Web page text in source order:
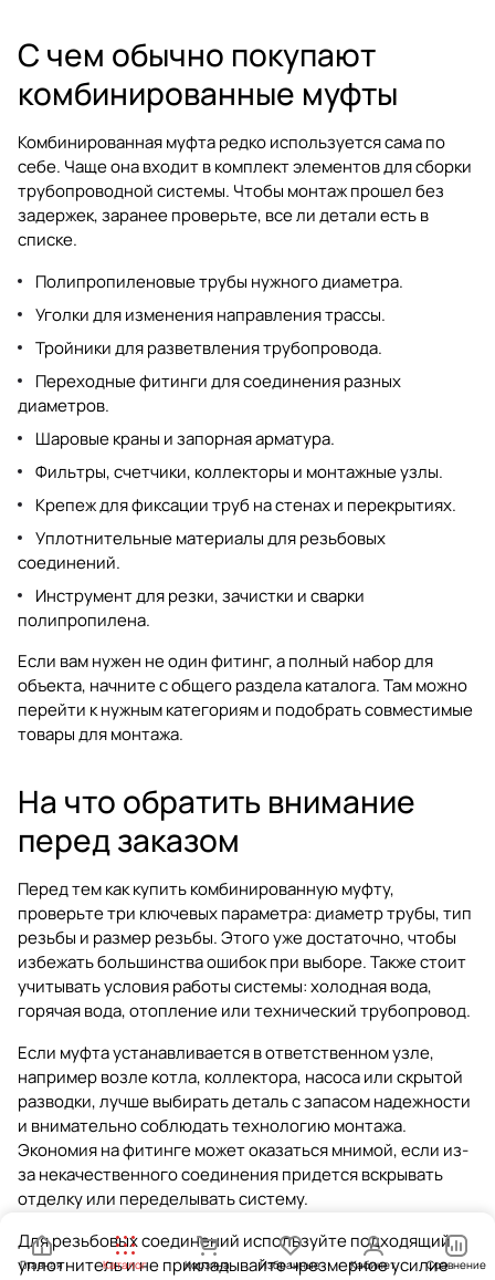
С чем обычно покупают
комбинированные муфты
Комбинированная муфта редко используется сама по
себе. Чаще она входит в комплект элементов для сборки
трубопроводной системы. Чтобы монтаж прошел без
задержек, заранее проверьте, все ли детали есть в
списке.
Полипропиленовые трубы нужного диаметра.
Уголки для изменения направления трассы.
Тройники для разветвления трубопровода.
Переходные фитинги для соединения разных
диаметров.
Шаровые краны и запорная арматура.
Фильтры, счетчики, коллекторы и монтажные узлы.
Крепеж для фиксации труб на стенах и перекрытиях.
Уплотнительные материалы для резьбовых
соединений.
Инструмент для резки, зачистки и сварки
полипропилена.
Если вам нужен не один фитинг, а полный набор для
объекта, начните с общего разделакаталога. Там можно
перейти к нужным категориям и подобрать совместимые
товары для монтажа.
На что обратить внимание
перед заказом
Перед тем как купить комбинированную муфту,
проверьте три ключевых параметра: диаметр трубы, тип
резьбы и размер резьбы. Этого уже достаточно, чтобы
избежать большинства ошибок при выборе. Также стоит
учитывать условия работы системы: холодная вода,
горячая вода, отопление или технический трубопровод.
Если муфта устанавливается в ответственном узле,
например возле котла, коллектора, насоса или скрытой
разводки, лучше выбирать деталь с запасом надежности
и внимательно соблюдать технологию монтажа.
Экономия на фитинге может оказаться мнимой, если из-
за некачественного соединения придется вскрывать
отделку или переделывать систему.
Для резьбовых соединений используйте подходящий
уплотнитель и не прикладывайте чрезмерное усилие
Главная Каталог Корзина Избранные Кабинет Сравнение